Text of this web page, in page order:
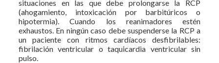
situaciones en las que debe prolongarse la RCP
(ahogamiento, intoxicación por barbitúricos o
hipotermia). Cuando los reanimadores estén
exhaustos. En ningún caso debe suspenderse la RCP a
un paciente con ritmos cardíacos desfibrilables:
fibrilación ventricular o taquicardia ventricular sin
pulso.